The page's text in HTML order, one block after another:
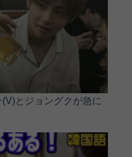
とジョングクが急に